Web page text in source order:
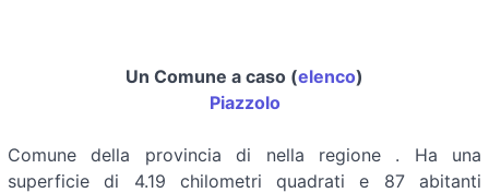
Un Comune a caso (elenco)
Piazzolo
Comune della provincia di nella regione . Ha una
superficie di 4.19 chilometri quadrati e 87 abitanti